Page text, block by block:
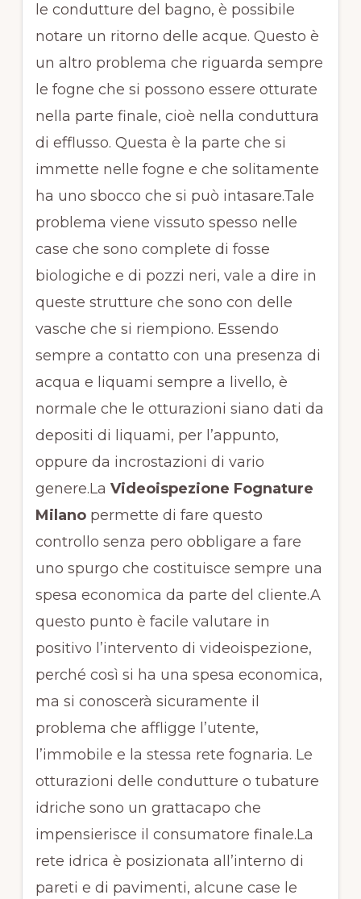
le condutture del bagno, è possibile
notare un ritorno delle acque. Questo è
un altro problema che riguarda sempre
le fogne che si possono essere otturate
nella parte finale, cioè nella conduttura
di efflusso. Questa è la parte che si
immette nelle fogne e che solitamente
ha uno sbocco che si può intasare.Tale
problema viene vissuto spesso nelle
case che sono complete di fosse
biologiche e di pozzi neri, vale a dire in
queste strutture che sono con delle
vasche che si riempiono. Essendo
sempre a contatto con una presenza di
acqua e liquami sempre a livello, è
normale che le otturazioni siano dati da
depositi di liquami, per l’appunto,
oppure da incrostazioni di vario
genere.La Videoispezione Fognature
Milanopermette di fare questo
controllo senza pero obbligare a fare
uno spurgo che costituisce sempre una
spesa economica da parte del cliente.A
questo punto è facile valutare in
positivo l’intervento di videoispezione,
perché così si ha una spesa economica,
ma si conoscerà sicuramente il
problema che affligge l’utente,
l’immobile e la stessa rete fognaria. Le
otturazioni delle condutture o tubature
idriche sono un grattacapo che
impensierisce il consumatore finale.La
rete idrica è posizionata all’interno di
pareti e di pavimenti, alcune case le